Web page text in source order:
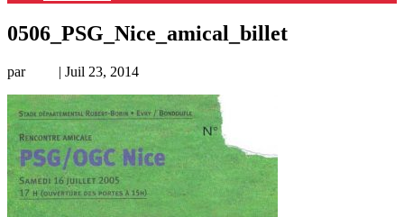
0506_PSG_Nice_amical_billet
par | Juil 23, 2014